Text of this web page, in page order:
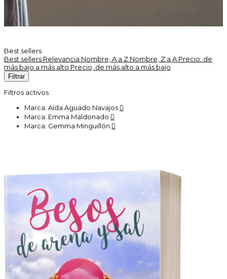
Best sellers
Best sellers Relevancia Nombre, A a Z Nombre, Z a A Precio: de
más bajo a más alto Precio, de más alto a más bajo
Filtrar
Filtros activos
Marca: Aída Aguado Navajos 
Marca: Emma Maldonado 
Marca: Gemma Minguillón 